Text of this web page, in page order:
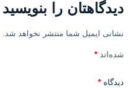
دیدگاهتان را بنویسید
نشانی ایمیل شما منتشر نخواهد شد.
شده‌اند *
دیدگاه *